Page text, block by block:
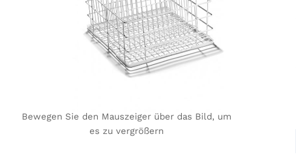
Bewegen Sie den Mauszeiger über das Bild, um
es zu vergrößern